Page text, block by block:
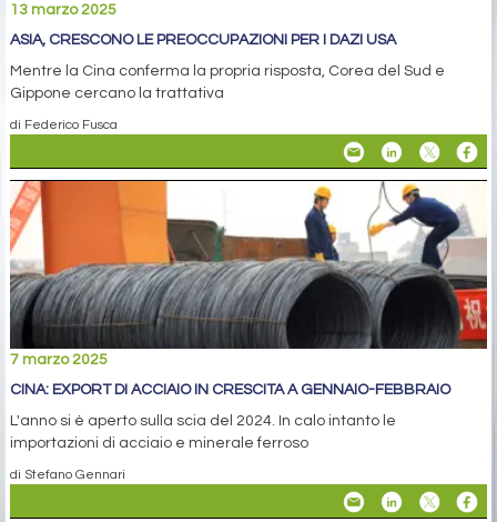
13 marzo 2025
ASIA, CRESCONO LE PREOCCUPAZIONI PER I DAZI USA
Mentre la Cina conferma la propria risposta, Corea del Sud e
Gippone cercano la trattativa
di Federico Fusca
7 marzo 2025
CINA: EXPORT DI ACCIAIO IN CRESCITA A GENNAIO-FEBBRAIO
L'anno si è aperto sulla scia del 2024. In calo intanto le
importazioni di acciaio e minerale ferroso
di Stefano Gennari